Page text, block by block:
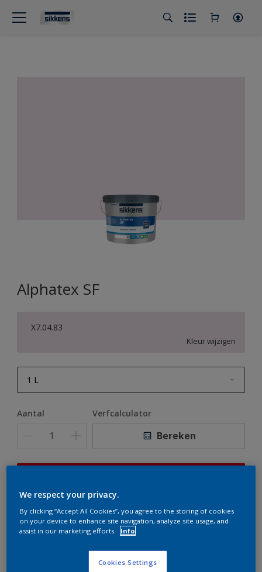
Alphatex SF
X7.04.83
Kleur wijzigen
1 L
10 L
Aantal Verfcalculator
Bereken
te bestellen. Houd de website in de gaten, we werken
er hard aan om de voorraad aan te vullen.
We respect your privacy.
By clicking “Accept All Cookies”, you agree to the storing of cookies
on your device to enhance site navigation, analyze site usage, and
assist in our marketing efforts.
Info
Cookies Settings